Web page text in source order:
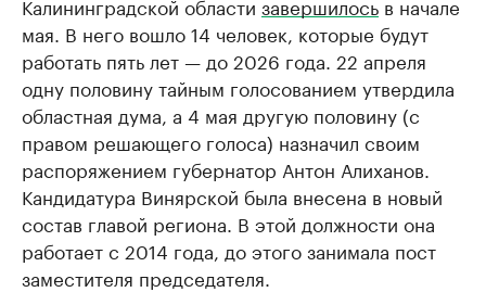
мая. В него вошло 14 человек, которые будут
работать пять лет — до 2026 года. 22 апреля
одну половину тайным голосованием утвердила
областная дума, а 4 мая другую половину (с
правом решающего голоса) назначил своим
распоряжением губернатор Антон Алиханов.
Кандидатура Винярской была внесена в новый
состав главой региона. В этой должности она
работает с 2014 года, до этого занимала пост
заместителя председателя.